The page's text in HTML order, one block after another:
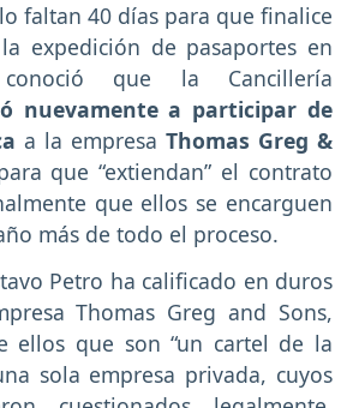
faltan 40 días para que finalice
expedición de pasaportes en
que la Cancillería
nuevamente a participar de
a la empresa Thomas Greg &
que “extiendan” el contrato
que ellos se encarguen
más de todo el proceso.
Petro ha calificado en duros
Thomas Greg and Sons,
ellos que son “un cartel de la
sola empresa privada, cuyos